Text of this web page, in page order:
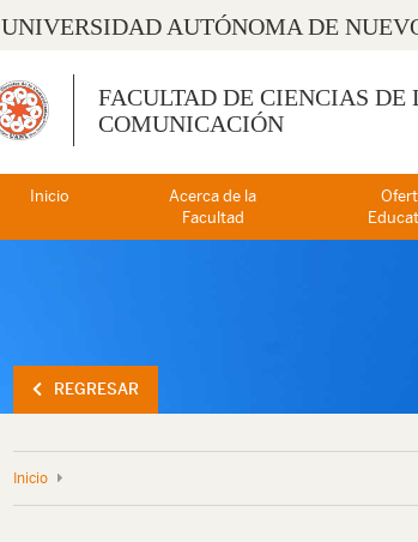
UNIVERSIDAD AUTÓNOMA DE
FACULTAD DE CIENCIAS DE
COMUNICACIÓN
Inicio
Acerca de la
Facultad
REGRESAR
Inicio